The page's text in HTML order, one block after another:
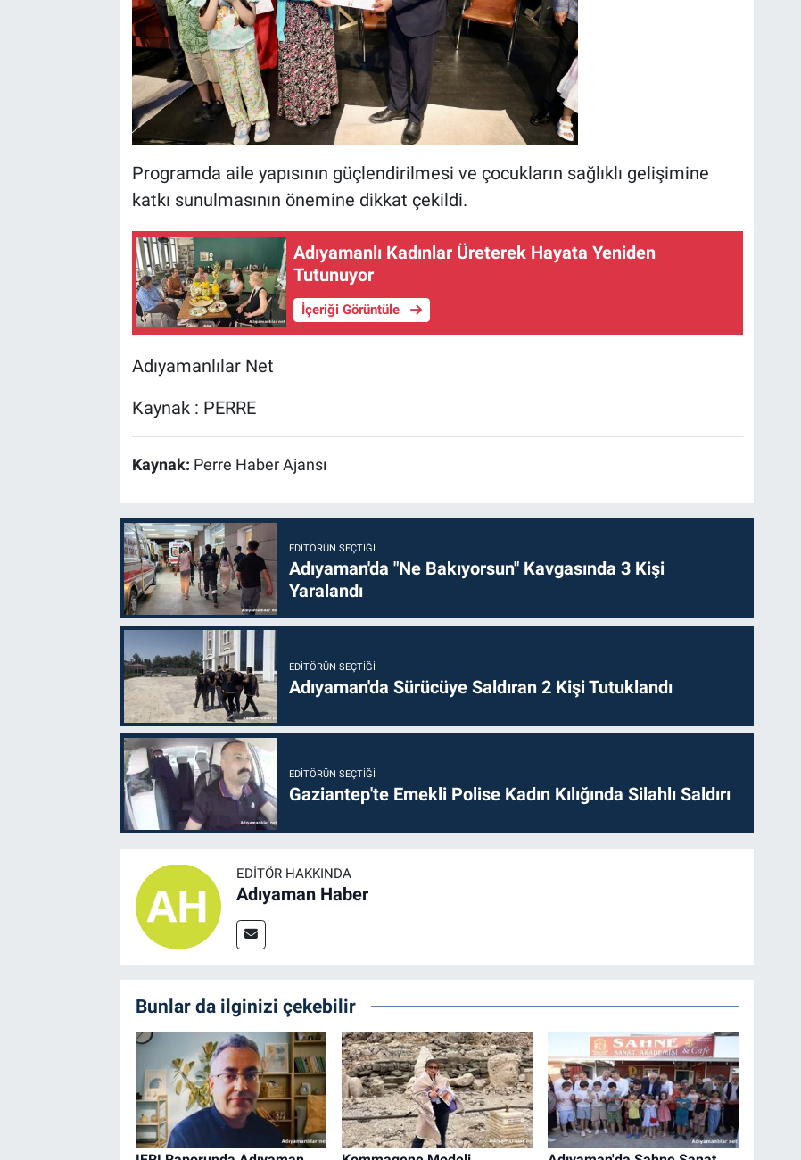
Programda aile yapısının güçlendirilmesi ve çocukların sağlıklı gelişimine
katkı sunulmasının önemine dikkat çekildi.
Adıyamanlı Kadınlar Üreterek Hayata Yeniden
Tutunuyor
İçeriği Görüntüle
Adıyamanlılar Net
Kaynak : PERRE
Kaynak: Perre Haber Ajansı
EDITÖRÜN SEÇTIĞI
Adıyaman'da "Ne Bakıyorsun" Kavgasında 3 Kişi
Yaralandı
EDITÖRÜN SEÇTIĞI
Adıyaman'da Sürücüye Saldıran 2 Kişi Tutuklandı
EDITÖRÜN SEÇTIĞI
Gaziantep'te Emekli Polise Kadın Kılığında Silahlı Saldırı
EDITÖR HAKKINDA
Adıyaman Haber
Bunlar da ilginizi çekebilir